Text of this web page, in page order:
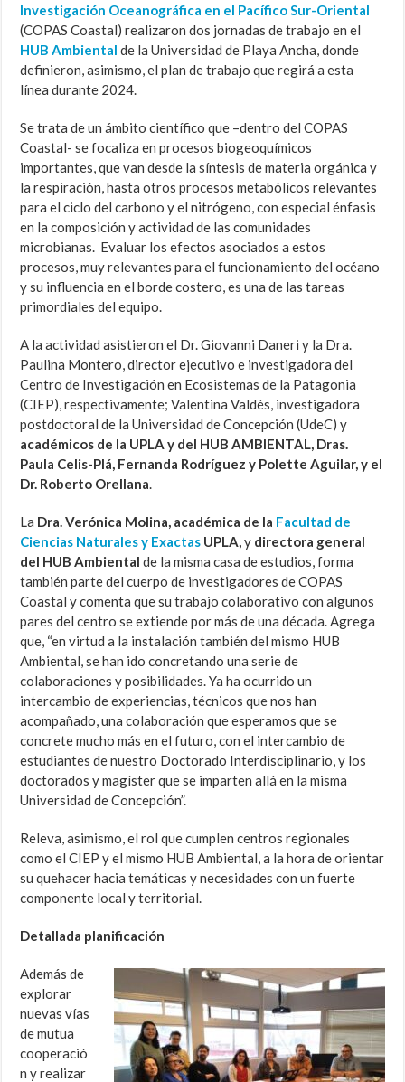
Investigación Oceanográfica en el Pacífico Sur-Oriental
(COPAS Coastal) realizaron dos jornadas de trabajo en el
HUB Ambiental de la Universidad de Playa Ancha, donde
definieron, asimismo, el plan de trabajo que regirá a esta
línea durante 2024.
Se trata de un ámbito científico que –dentro del COPAS
Coastal- se focaliza en procesos biogeoquímicos
importantes, que van desde la síntesis de materia orgánica y
la respiración, hasta otros procesos metabólicos relevantes
para el ciclo del carbono y el nitrógeno, con especial énfasis
en la composición y actividad de las comunidades
microbianas. Evaluar los efectos asociados a estos
procesos, muy relevantes para el funcionamiento del océano
y su influencia en el borde costero, es una de las tareas
primordiales del equipo.
A la actividad asistieron el Dr. Giovanni Daneri y la Dra.
Paulina Montero, director ejecutivo e investigadora del
Centro de Investigación en Ecosistemas de la Patagonia
(CIEP), respectivamente; Valentina Valdés, investigadora
postdoctoral de la Universidad de Concepción (UdeC) y
académicos de la UPLA y del HUB AMBIENTAL, Dras.
Paula Celis-Plá, Fernanda Rodríguez y Polette Aguilar, y el
Dr. Roberto Orellana.
La Dra. Verónica Molina, académica de la Facultad de
Ciencias Naturales y Exactas UPLA,y directora general
del HUB Ambiental de la misma casa de estudios, forma
también parte del cuerpo de investigadores de COPAS
Coastal y comenta que su trabajo colaborativo con algunos
pares del centro se extiende por más de una década. Agrega
que, “en virtud a la instalación también del mismo HUB
Ambiental, se han ido concretando una serie de
colaboraciones y posibilidades. Ya ha ocurrido un
intercambio de experiencias, técnicos que nos han
acompañado, una colaboración que esperamos que se
concrete mucho más en el futuro, con el intercambio de
estudiantes de nuestro Doctorado Interdisciplinario, y los
doctorados y magíster que se imparten allá en la misma
Universidad de Concepción”.
Releva, asimismo, el rol que cumplen centros regionales
como el CIEP y el mismo HUB Ambiental, a la hora de orientar
su quehacer hacia temáticas y necesidades con un fuerte
componente local y territorial.
Detallada planificación
Además de
explorar
nuevas vías
de mutua
cooperació
n y realizar